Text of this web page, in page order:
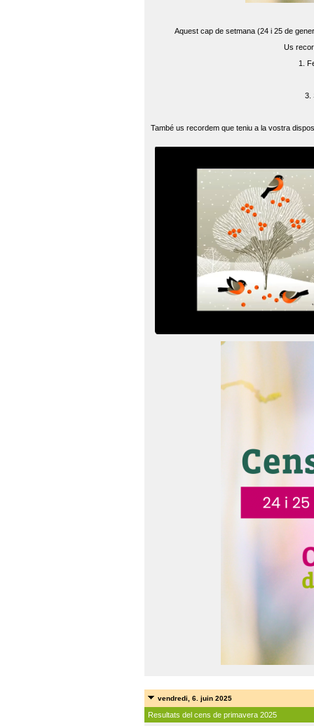
Aquest cap de setmana (24 i 25 de
Us
1.
3.
També us recordem que teniu a la vostra
vendredi, 6. juin 2025
Resultats del cens de primavera 2025